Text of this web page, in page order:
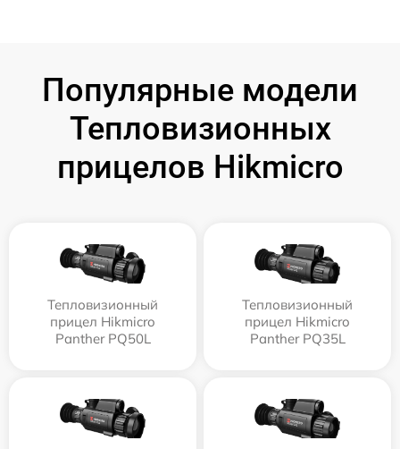
Популярные модели
Тепловизионных
прицелов Hikmicro
Тепловизионный
прицел Hikmicro
Panther PQ50L
Тепловизионный
прицел Hikmicro
Panther PQ35L